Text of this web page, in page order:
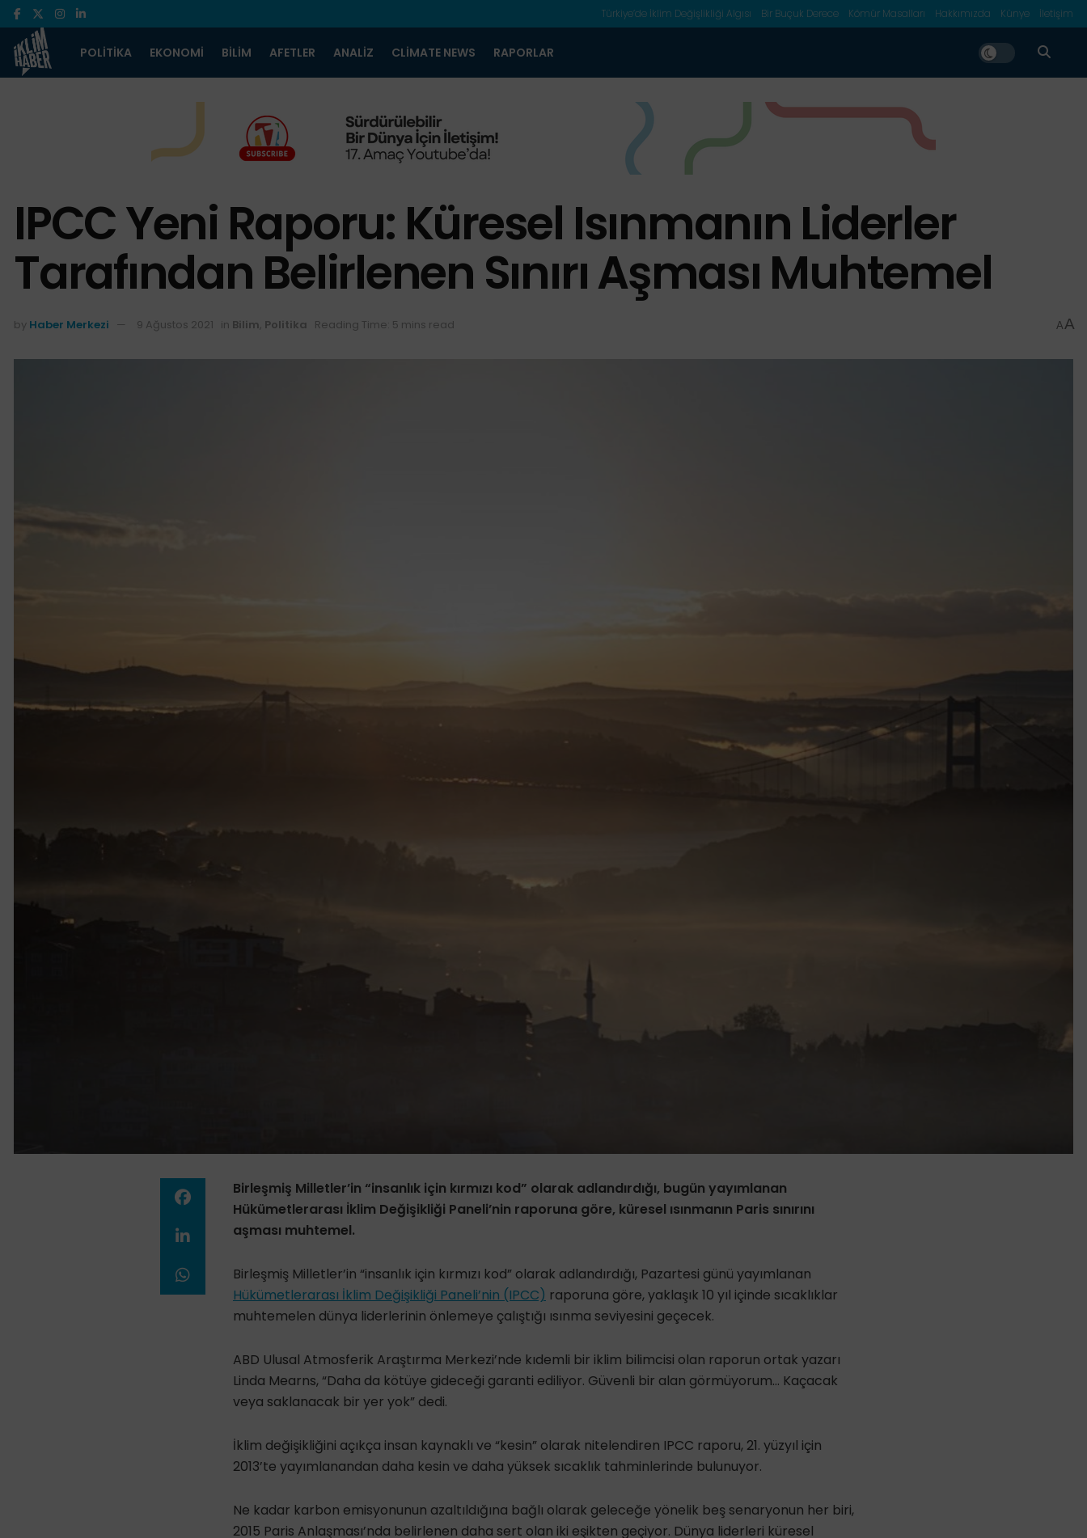
Türkiye’de İklim Değişlikliği Algısı Bir Buçuk Derece Kömür Masalları Hakkımızda Künye İletişim
POLITIKA EKONOMI BILIM AFETLER ANALIZ CLIMATE NEWS RAPORLAR
IPCC Yeni Raporu: Küresel Isınmanın Liderler
Tarafından Belirlenen Sınırı Aşması Muhtemel
by Haber Merkezi 9 Ağustos 2021 in Bilim Politika Reading Time: 5 mins read AA
Birleşmiş Milletler’in “insanlık için kırmızı kod” olarak adlandırdığı, bugün yayımlanan
Hükümetlerarası İklim Değişikliği Paneli’nin raporuna göre, küresel ısınmanın Paris sınırını
aşması muhtemel.
Birleşmiş Milletler’in “insanlık için kırmızı kod” olarak adlandırdığı, Pazartesi günü yayımlanan
Hükümetlerarası İklim Değişikliği Paneli’nin (IPCC) raporuna göre, yaklaşık 10 yıl içinde sıcaklıklar
muhtemelen dünya liderlerinin önlemeye çalıştığı ısınma seviyesini geçecek.
ABD Ulusal Atmosferik Araştırma Merkezi’nde kıdemli bir iklim bilimcisi olan raporun ortak yazarı
Linda Mearns, “Daha da kötüye gideceği garanti ediliyor. Güvenli bir alan görmüyorum… Kaçacak
veya saklanacak bir yer yok” dedi.
İklim değişikliğini açıkça insan kaynaklı ve “kesin” olarak nitelendiren IPCC raporu, 21. yüzyıl için
2013’te yayımlanandan daha kesin ve daha yüksek sıcaklık tahminlerinde bulunuyor.
Ne kadar karbon emisyonunun azaltıldığına bağlı olarak geleceğe yönelik beş senaryonun her biri,
2015 Paris Anlaşması’nda belirlenen daha sert olan iki eşikten geçiyor. Dünya liderleri küresel